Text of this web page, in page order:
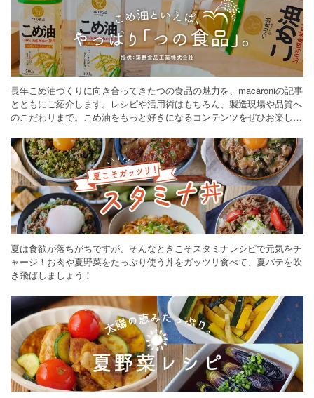
長年こめ油づくりに向き合ってきたつの食品の魅力を、macaroniの記事
とともにご紹介します。レシピや活用術はもちろん、製造現場や品質へ
のこだわりまで。こめ油をもっと好きになるコンテンツをぜひお楽しみ
夏は食欲が落ちがちですが、そんなときこそスタミナレシピで元気をチ
ャージ！お肉や夏野菜をたっぷり使う丼をガッツリ食べて、夏バテを吹
き飛ばしましょう！